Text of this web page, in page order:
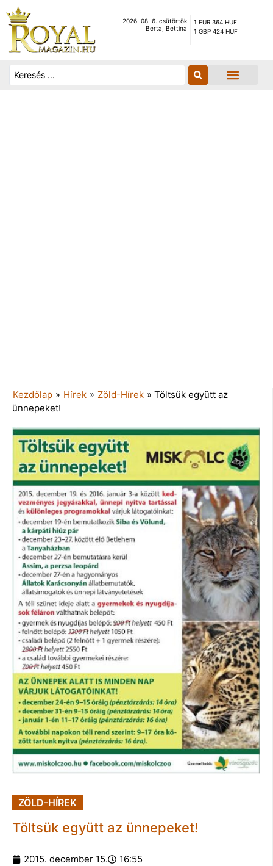
2026. 08. 6. csütörtök
Berta, Bettina
1 EUR 364 HUF
1 GBP 424 HUF
Kezdőlap » Hírek » Zöld-Hírek » Töltsük együtt az
ünnepeket!
ZÖLD-HÍREK
Töltsük együtt az ünnepeket!
2015. december 15. 16:55